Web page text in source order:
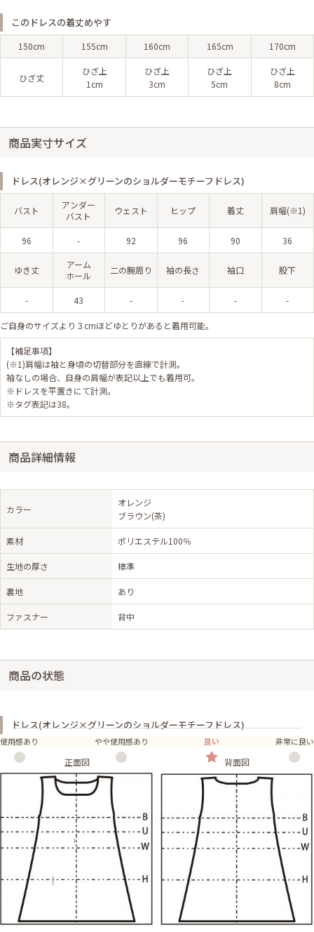
このドレスの着丈めやす
150cm 155cm 160cm 165cm 170cm
ひざ丈
ひざ上
1cm
ひざ上
3cm
ひざ上
5cm
ひざ上
8cm
商品実寸サイズ
ドレス(オレンジ×グリーンのショルダーモチーフドレス)
バスト
アンダー
バスト
ウェスト ヒップ 着丈 肩幅(※1)
96 - 92 96 90 36
ゆき丈
アーム
ホール
二の腕周り 袖の長さ 袖口 股下
- 43 - - - -
ご自身のサイズより３cmほどゆとりがあると着用可能。
【補足事項】
(※1)肩幅は袖と身頃の切替部分を直線で計測。
袖なしの場合、自身の肩幅が表記以上でも着用可。
※ドレスを平置きにて計測。
※タグ表記は38。
商品詳細情報
カラー
オレンジ
ブラウン(茶)
素材 ポリエステル100％
生地の厚さ 標準
裏地 あり
ファスナー 背中
商品の状態
ドレス(オレンジ×グリーンのショルダーモチーフドレス)
使用感あり やや使用感あり 良い 非常に良い
正面図 背面図